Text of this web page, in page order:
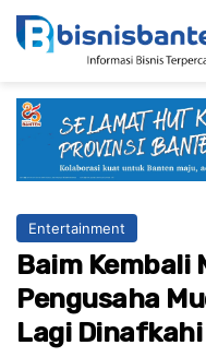
Entertainment
Baim Kembali
Pengusaha
Lagi